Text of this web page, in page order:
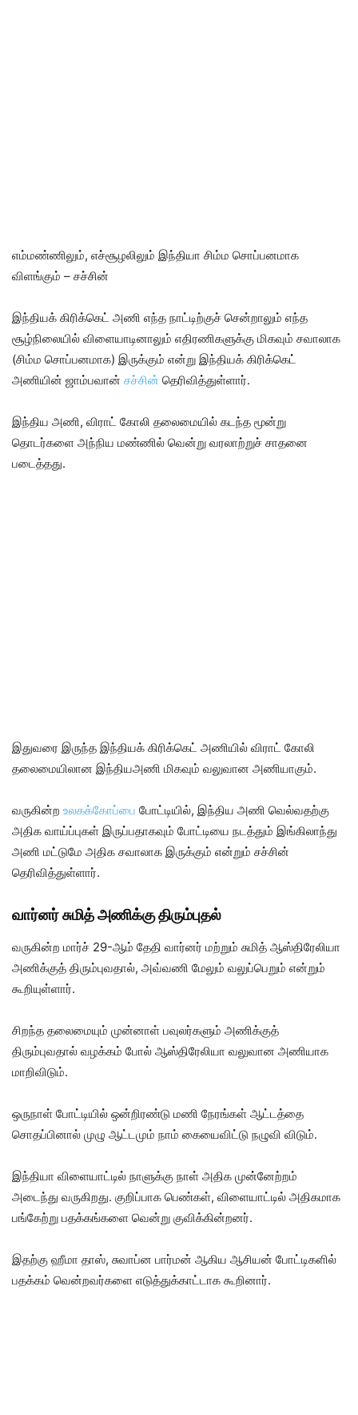
எம்மண்ணிலும், எச்சூழலிலும் இந்தியா சிம்ம சொப்பனமாக
விளங்கும் – சச்சின்
இந்தியக் கிரிக்கெட் அணி எந்த நாட்டிற்குச் சென்றாலும் எந்த
சூழ்நிலையில் விளையாடினாலும் எதிரணிகளுக்கு மிகவும் சவாலாக
(சிம்ம சொப்பனமாக) இருக்கும் என்று இந்தியக் கிரிக்கெட்
அணியின் ஜாம்பவான் சச்சின் தெரிவித்துள்ளார்.
இந்திய அணி, விராட் கோலி தலைமையில் கடந்த மூன்று
தொடர்களை அந்நிய மண்ணில் வென்று வரலாற்றுச் சாதனை
படைத்தது.
இதுவரை இருந்த இந்தியக் கிரிக்கெட் அணியில் விராட் கோலி
தலைமையிலான இந்தியஅணி மிகவும் வலுவான அணியாகும்.
வருகின்ற உலகக்கோப்பை போட்டியில், இந்திய அணி வெல்வதற்கு
அதிக வாய்ப்புகள் இருப்பதாகவும் போட்டியை நடத்தும் இங்கிலாந்து
அணி மட்டுமே அதிக சவாலாக இருக்கும் என்றும் சச்சின்
தெரிவித்துள்ளார்.
வார்னர் சுமித் அணிக்கு திரும்புதல்
வருகின்ற மார்ச் 29-ஆம் தேதி வார்னர் மற்றும் சுமித் ஆஸ்திரேலியா
அணிக்குத் திரும்புவதால், அவ்வணி மேலும் வலுப்பெறும் என்றும்
கூறியுள்ளார்.
சிறந்த தலைமையும் முன்னாள் பவுலர்களும் அணிக்குத்
திரும்புவதால் வழக்கம் போல் ஆஸ்திரேலியா வலுவான அணியாக
மாறிவிடும்.
ஒருநாள் போட்டியில் ஒன்றிரண்டு மணி நேரங்கள் ஆட்டத்தை
சொதப்பினால் முழு ஆட்டமும் நாம் கையைவிட்டு நழுவி விடும்.
இந்தியா விளையாட்டில் நாளுக்கு நாள் அதிக முன்னேற்றம்
அடைந்து வருகிறது. குறிப்பாக பெண்கள், விளையாட்டில் அதிகமாக
பங்கேற்று பதக்கங்களை வென்று குவிக்கின்றனர்.
இதற்கு ஹீமா தாஸ், சுவாப்ன பார்மன் ஆகிய ஆசியன் போட்டிகளில்
பதக்கம் வென்றவர்களை எடுத்துக்காட்டாக கூறினார்.